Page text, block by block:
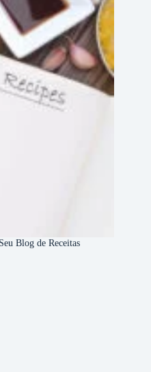
Blog de Receitas